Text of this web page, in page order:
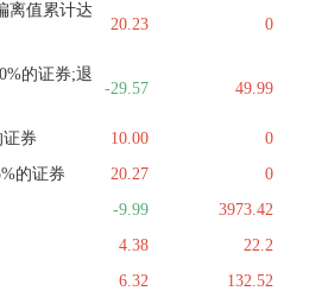
离值累计达
20.23 0
的证券;退
-29.57 49.99
券 10.00 0
的证券 20.27 0
-9.99 3973.42
4.38 22.2
6.32 132.52